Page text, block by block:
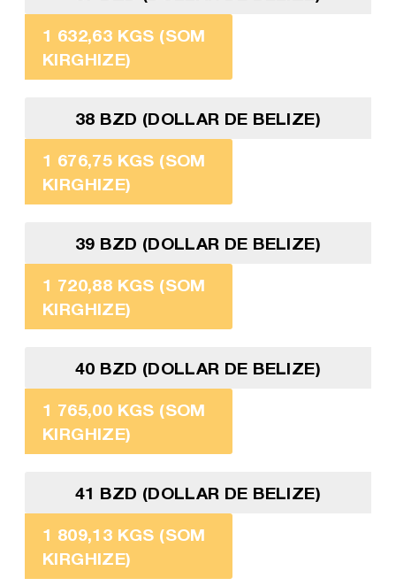
1 632,63 KGS (SOM
KIRGHIZE)
38 BZD (DOLLAR DE BELIZE)
1 676,75 KGS (SOM
KIRGHIZE)
39 BZD (DOLLAR DE BELIZE)
1 720,88 KGS (SOM
KIRGHIZE)
40 BZD (DOLLAR DE BELIZE)
1 765,00 KGS (SOM
KIRGHIZE)
41 BZD (DOLLAR DE BELIZE)
1 809,13 KGS (SOM
KIRGHIZE)